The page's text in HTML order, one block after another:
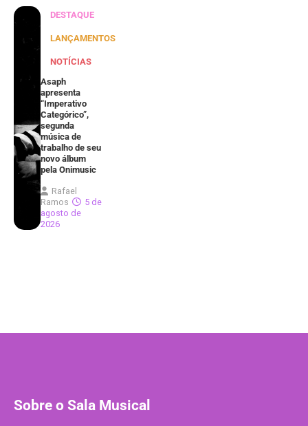
DESTAQUE
LANÇAMENTOS
NOTÍCIAS
Asaph
apresenta
“Imperativo
Categórico”,
segunda
música de
trabalho de seu
novo álbum
pela Onimusic
Rafael
Ramos
5 de
agosto de
2026
Sobre o Sala Musical